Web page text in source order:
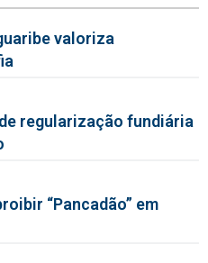
valoriza
regularização fundiária
“Pancadão” em